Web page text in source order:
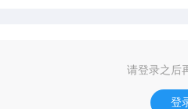
请登录之后
登